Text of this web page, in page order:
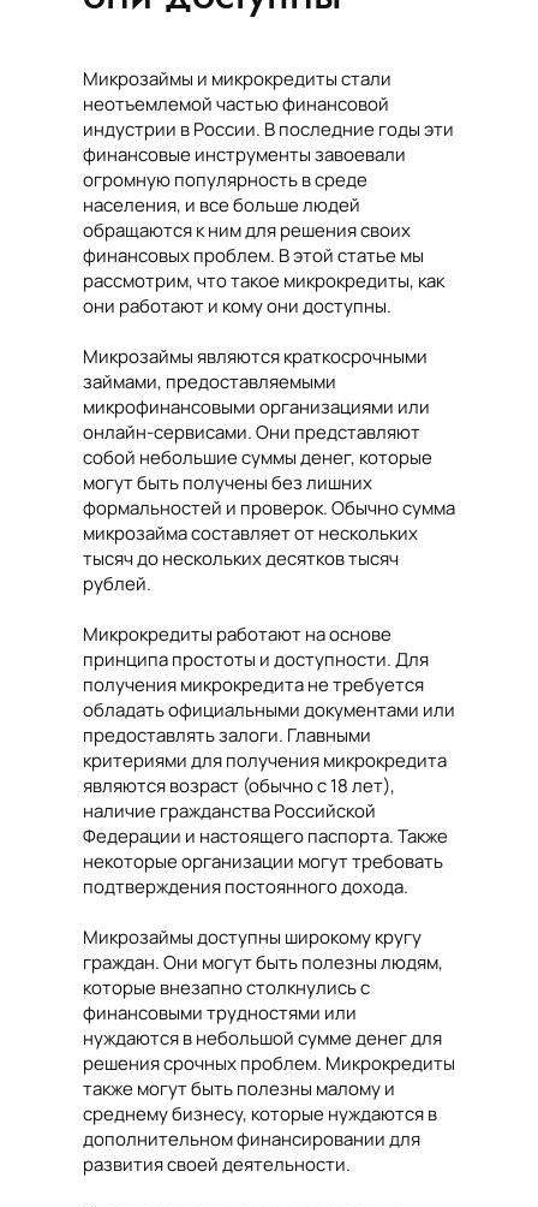
Микрозаймы и микрокредиты стали
неотъемлемой частью финансовой
индустрии в России. В последние годы эти
финансовые инструменты завоевали
огромную популярность в среде
населения, и все больше людей
обращаются к ним для решения своих
финансовых проблем. В этой статье мы
рассмотрим, что такое микрокредиты, как
они работают и кому они доступны.
Микрозаймы являются краткосрочными
займами, предоставляемыми
микрофинансовыми организациями или
онлайн-сервисами. Они представляют
собой небольшие суммы денег, которые
могут быть получены без лишних
формальностей и проверок. Обычно сумма
микрозайма составляет от нескольких
тысяч до нескольких десятков тысяч
рублей.
Микрокредиты работают на основе
принципа простоты и доступности. Для
получения микрокредита не требуется
обладать официальными документами или
предоставлять залоги. Главными
критериями для получения микрокредита
являются возраст (обычно с 18 лет),
наличие гражданства Российской
Федерации и настоящего паспорта. Также
некоторые организации могут требовать
подтверждения постоянного дохода.
Микрозаймы доступны широкому кругу
граждан. Они могут быть полезны людям,
которые внезапно столкнулись с
финансовыми трудностями или
нуждаются в небольшой сумме денег для
решения срочных проблем. Микрокредиты
также могут быть полезны малому и
среднему бизнесу, которые нуждаются в
дополнительном финансировании для
развития своей деятельности.